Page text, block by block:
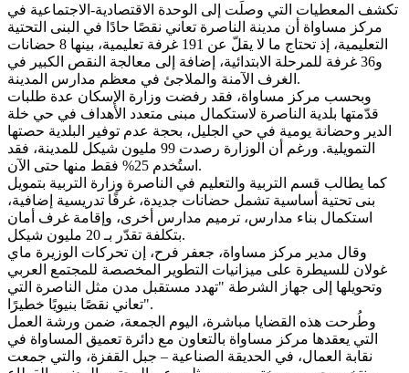
تكشف المعطيات التي وصلَت إلى الوحدة الاقتصادية-الاجتماعية في
مركز مساواة أن مدينة الناصرة تعاني نقصًا حادًا في البنى التحتية
التعليمية، إذ تحتاج ما لا يقلّ عن 191 غرفة تعليمية، بينها 8 حضانات
و36 غرفة للمرحلة الابتدائية، إضافة إلى معالجة النقص الكبير في
الغرف الآمنة والملاجئ في معظم مدارس المدينة.
وبحسب مركز مساواة، فقد رفضت وزارة الإسكان عدة طلبات
قدّمتها بلدية الناصرة لاستكمال مبنى متعدد الأهداف في حي خلة
الدير وحضانة يومية في حي الجليل، بحجة عدم توفير البلدية حصتها
التمويلية. ورغم أن الوزارة رصدت 99 مليون شيكل للمدينة، فقد
استُخدم 25% فقط منها حتى الآن.
كما يطالب قسم التربية والتعليم في الناصرة وزارة التربية بتمويل
بنى تحتية أساسية تشمل حضانات جديدة، غرفًا تدريسية إضافية،
استكمال بناء مدارس، ترميم مدارس أخرى، وإقامة غرف أمان
بتكلفة تقدّر بـ 20 مليون شيكل.
وقال مدير مركز مساواة، جعفر فرح، إن تحركات الوزيرة ماي
غولان للسيطرة على ميزانيات التطوير المخصصة للمجتمع العربي
وتحويلها إلى جهاز الشرطة "تهدد مستقبل مدن مثل الناصرة التي
تعاني نقصًا بنيويًا خطيرًا".
وطُرحت هذه القضايا مباشرة، اليوم الجمعة، ضمن ورشة العمل
التي يعقدها مركز مساواة بالتعاون مع دائرة تعميق المساواة في
نقابة العمال، في الحديقة الصناعية – جبل القفزة، والتي جمعت